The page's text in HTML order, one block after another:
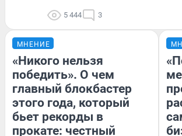
5 444 3
МНЕНИЕ
«Никого нельзя
победить». О чем
главный блокбастер
этого года, который
бьет рекорды в
прокате: честный